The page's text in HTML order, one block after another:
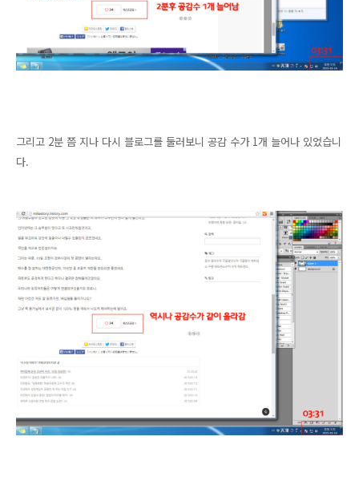
그리고 2분 쯤 지나 다시 블로그를 둘러보니 공감 수가 1개 늘어나 있었습니
다.